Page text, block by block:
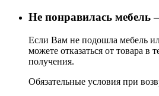
Не понравилась мебель
Если Вам не подошла мебель
можете отказаться от товара в
получения.
Обязательные условия при